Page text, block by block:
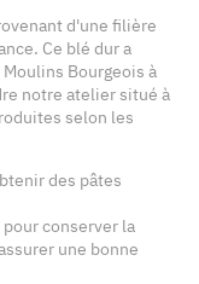
d'une filière
Ce blé dur a
Bourgeois à
notre atelier situé à
selon les
des pâtes
conserver la
une bonne